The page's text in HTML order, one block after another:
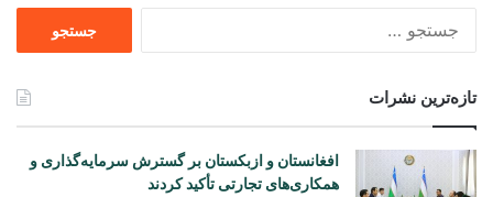
تازه‌ترین نشرات
افغانستان و ازبکستان بر گسترش سرمایه‌گذاری و
همکاری‌های تجارتی تأکید کردند